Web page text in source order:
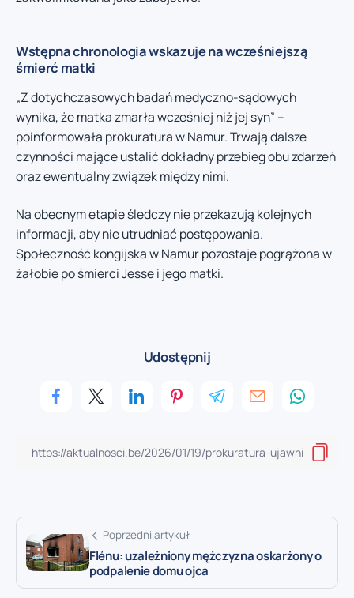
Wstępna chronologia wskazuje na wcześniejszą
śmierć matki
„Z dotychczasowych badań medyczno-sądowych
wynika, że matka zmarła wcześniej niż jej syn” –
poinformowała prokuratura w Namur. Trwają dalsze
czynności mające ustalić dokładny przebieg obu zdarzeń
oraz ewentualny związek między nimi.
Na obecnym etapie śledczy nie przekazują kolejnych
informacji, aby nie utrudniać postępowania.
Społeczność kongijska w Namur pozostaje pogrążona w
żałobie po śmierci Jesse i jego matki.
Udostępnij
Poprzedni artykuł
Flénu: uzależniony mężczyzna oskarżony o
podpalenie domu ojca